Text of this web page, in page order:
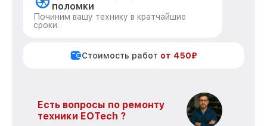
поломки
Починим вашу технику в кратчайшие
сроки.
Стоимость работ от 450₽
Есть вопросы по ремонту
техники EOTech ?